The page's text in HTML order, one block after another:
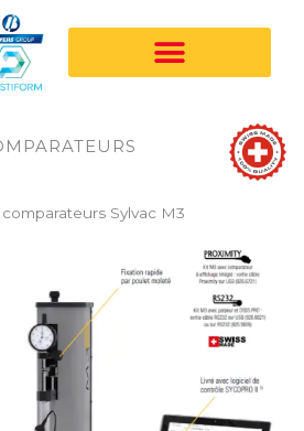
Sylvac M3